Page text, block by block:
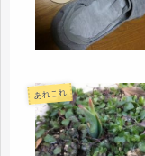
あれこれ